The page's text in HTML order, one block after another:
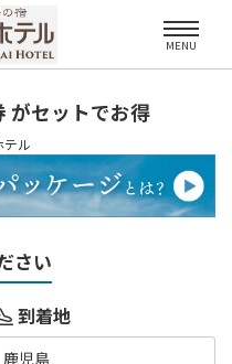
MENU
がセットでお得
テル
さい
到着地
鹿児島